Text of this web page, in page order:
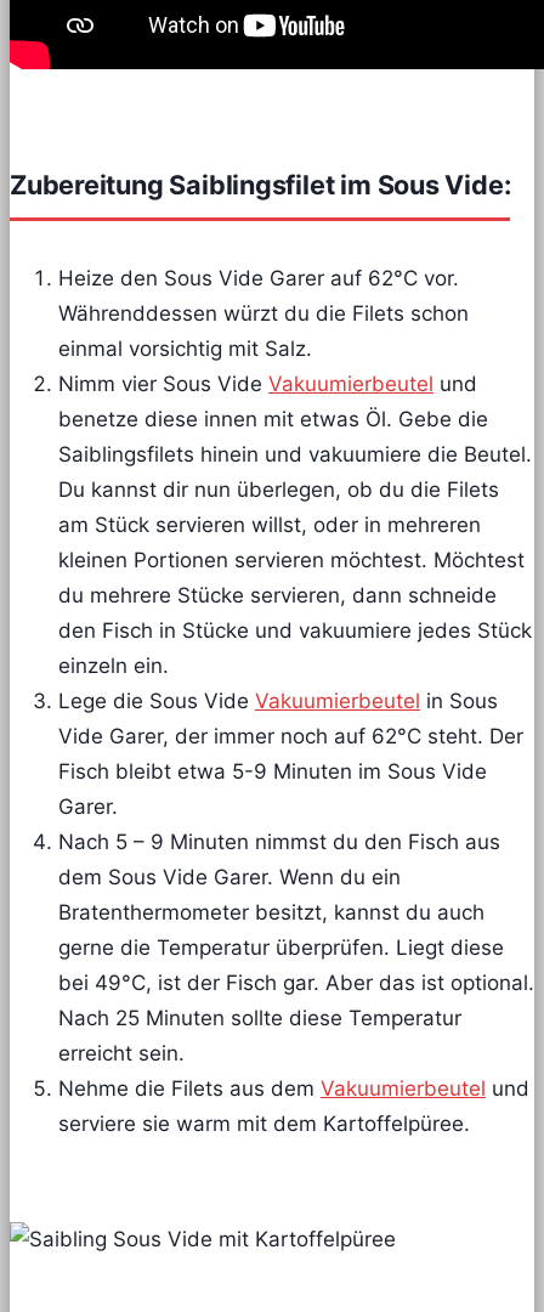
Zubereitung Saiblingsfilet im Sous Vide:
Heize den Sous Vide Garer auf 62°C vor.
Währenddessen würzt du die Filets schon
einmal vorsichtig mit Salz.
Nimm vier Sous Vide Vakuumierbeutel und
benetze diese innen mit etwas Öl. Gebe die
Saiblingsfilets hinein und vakuumiere die Beutel.
Du kannst dir nun überlegen, ob du die Filets
am Stück servieren willst, oder in mehreren
kleinen Portionen servieren möchtest. Möchtest
du mehrere Stücke servieren, dann schneide
den Fisch in Stücke und vakuumiere jedes Stück
einzeln ein.
Lege die Sous Vide Vakuumierbeutel in Sous
Vide Garer, der immer noch auf 62°C steht. Der
Fisch bleibt etwa 5-9 Minuten im Sous Vide
Garer.
Nach 5 – 9 Minuten nimmst du den Fisch aus
dem Sous Vide Garer. Wenn du ein
Bratenthermometer besitzt, kannst du auch
gerne die Temperatur überprüfen. Liegt diese
bei 49°C, ist der Fisch gar. Aber das ist optional.
Nach 25 Minuten sollte diese Temperatur
erreicht sein.
Nehme die Filets aus dem Vakuumierbeutel und
serviere sie warm mit dem Kartoffelpüree.